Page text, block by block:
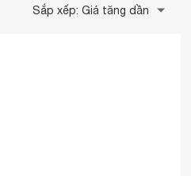
Sắp xếp: Giá tăng dần